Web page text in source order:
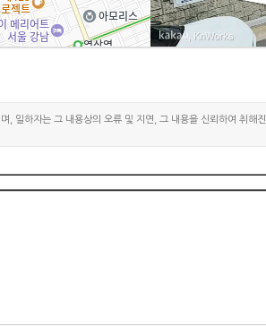
, KnWorks
, 일하자는 그 내용상의 오류 및 지연, 그 내용을 신뢰하여 취해